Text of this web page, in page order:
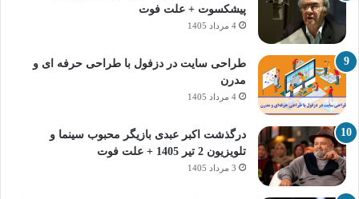
پیشکسوت + علت فوت
4 مرداد 1405
طراحی سایت در دزفول با طراحی حرفه‌ ای و
مدرن
4 مرداد 1405
درگذشت اکبر عبدی بازیگر محبوب سینما و
تلویزیون 2 تیر 1405 + علت فوت
3 مرداد 1405